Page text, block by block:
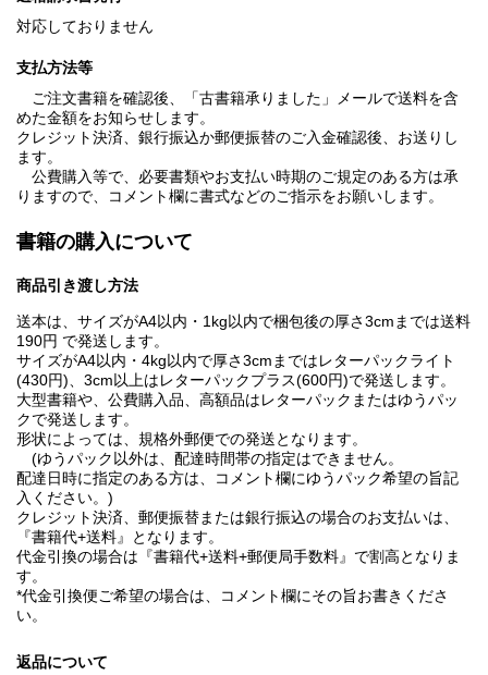
対応しておりません
支払方法等
ご注文書籍を確認後、「古書籍承りました」メールで送料を含
めた金額をお知らせします。
クレジット決済、銀行振込か郵便振替のご入金確認後、お送りし
ます。
公費購入等で、必要書類やお支払い時期のご規定のある方は承
りますので、コメント欄に書式などのご指示をお願いします。
書籍の購入について
商品引き渡し方法
送本は、サイズがA4以内・1kg以内で梱包後の厚さ3cmまでは送料
190円 で発送します。
サイズがA4以内・4kg以内で厚さ3cmまではレターパックライト
(430円)、3cm以上はレターパックプラス(600円)で発送します。
大型書籍や、公費購入品、高額品はレターパックまたはゆうパッ
クで発送します。
形状によっては、規格外郵便での発送となります。
(ゆうパック以外は、配達時間帯の指定はできません。
配達日時に指定のある方は、コメント欄にゆうパック希望の旨記
入ください。)
クレジット決済、郵便振替または銀行振込の場合のお支払いは、
『書籍代+送料』となります。
代金引換の場合は『書籍代+送料+郵便局手数料』で割高となりま
す。
*代金引換便ご希望の場合は、コメント欄にその旨お書きくださ
い。
返品について